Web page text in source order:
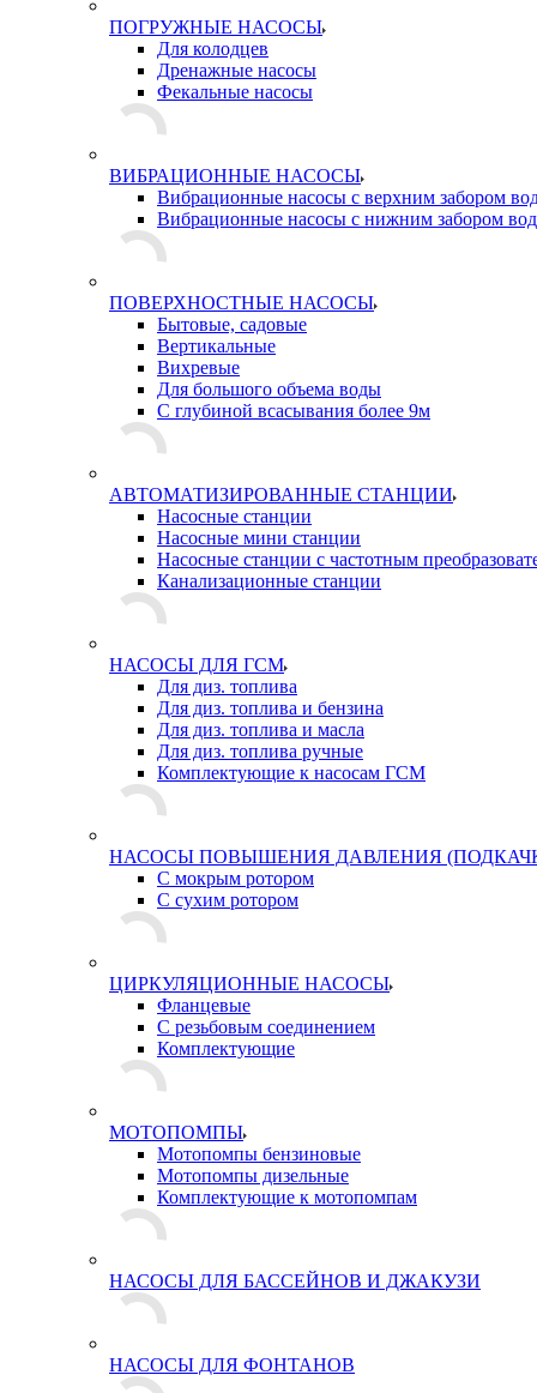
ПОГРУЖНЫЕ НАСОСЫ
Для колодцев
Дренажные насосы
Фекальные насосы
ВИБРАЦИОННЫЕ НАСОСЫ
Вибрационные насосы с верхним забором
Вибрационные насосы с нижним забором
ПОВЕРХНОСТНЫЕ НАСОСЫ
Бытовые, садовые
Вертикальные
Вихревые
Для большого объема воды
С глубиной всасывания более 9м
АВТОМАТИЗИРОВАННЫЕ СТАНЦИИ
Насосные станции
Насосные мини станции
Насосные станции с частотным
Канализационные станции
НАСОСЫ ДЛЯ ГСМ
Для диз. топлива
Для диз. топлива и бензина
Для диз. топлива и масла
Для диз. топлива ручные
Комплектующие к насосам ГСМ
НАСОСЫ ПОВЫШЕНИЯ ДАВЛЕНИЯ
С мокрым ротором
С сухим ротором
ЦИРКУЛЯЦИОННЫЕ НАСОСЫ
Фланцевые
С резьбовым соединением
Комплектующие
МОТОПОМПЫ
Мотопомпы бензиновые
Мотопомпы дизельные
Комплектующие к мотопомпам
НАСОСЫ ДЛЯ БАССЕЙНОВ И ДЖАКУЗИ
НАСОСЫ ДЛЯ ФОНТАНОВ